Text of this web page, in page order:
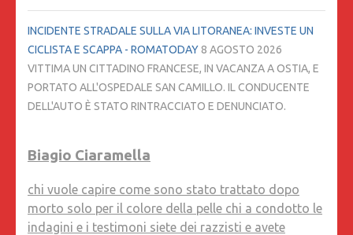
INCIDENTE STRADALE SULLA VIA LITORANEA: INVESTE UN
CICLISTA E SCAPPA - ROMATODAY8 AGOSTO 2026
VITTIMA UN CITTADINO FRANCESE, IN VACANZA A OSTIA, E
PORTATO ALL'OSPEDALE SAN CAMILLO. IL CONDUCENTE
DELL'AUTO È STATO RINTRACCIATO E DENUNCIATO.
Biagio Ciaramella
chi vuole capire come sono stato trattato dopo
morto solo per il colore della pelle chi a condotto le
indagini e i testimoni siete dei razzisti e avete